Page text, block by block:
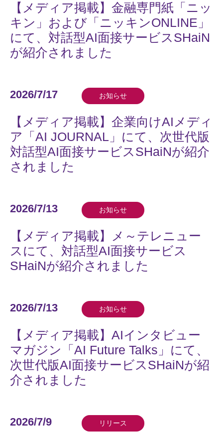
【メディア掲載】金融専門紙「ニッ
キン」および「ニッキンONLINE」
にて、対話型AI面接サービスSHaiN
が紹介されました
2026/7/17 お知らせ
【メディア掲載】企業向けAIメディ
ア「AI JOURNAL」にて、次世代版
対話型AI面接サービスSHaiNが紹介
されました
2026/7/13 お知らせ
【メディア掲載】メ～テレニュー
スにて、対話型AI面接サービス
SHaiNが紹介されました
2026/7/13 お知らせ
【メディア掲載】AIインタビュー
マガジン「AI Future Talks」にて、
次世代版AI面接サービスSHaiNが紹
介されました
2026/7/9 リリース